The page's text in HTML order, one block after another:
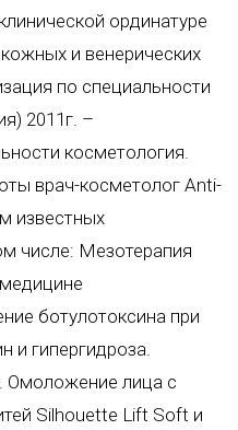
ординатуре
и венерических
по специальности
2011г. –
косметология.
врач-косметолог Anti-
известных
числе: Мезотерапия
ботулотоксина при
и гипергидроза.
Омоложение лица с
Silhouette Lift Soft и